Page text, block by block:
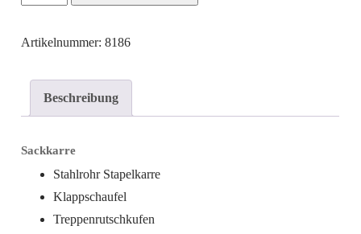
Artikelnummer: 8186
Beschreibung
Sackkarre
Stahlrohr Stapelkarre
Klappschaufel
Treppenrutschkufen